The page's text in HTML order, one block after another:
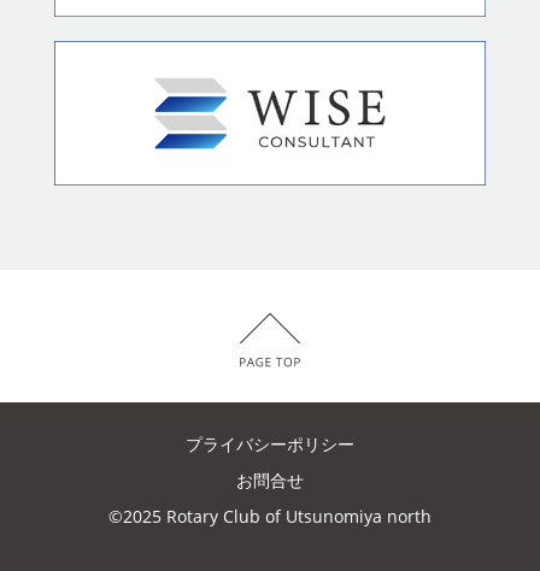
プライバシーポリシー
お問合せ
©2025 Rotary Club of Utsunomiya north